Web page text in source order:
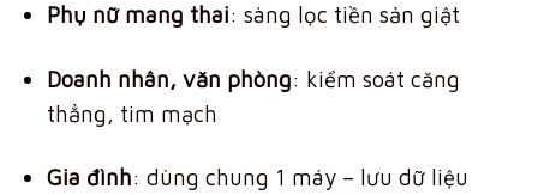
Phụ nữ mang thai: sàng lọc tiền sản giật
Doanh nhân, văn phòng: kiểm soát căng
thẳng, tim mạch
Gia đình: dùng chung 1 máy – lưu dữ liệu